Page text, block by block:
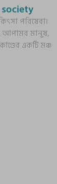
পরিষেবা।
ও আপামর মানুষ,
একটি মঞ্চ